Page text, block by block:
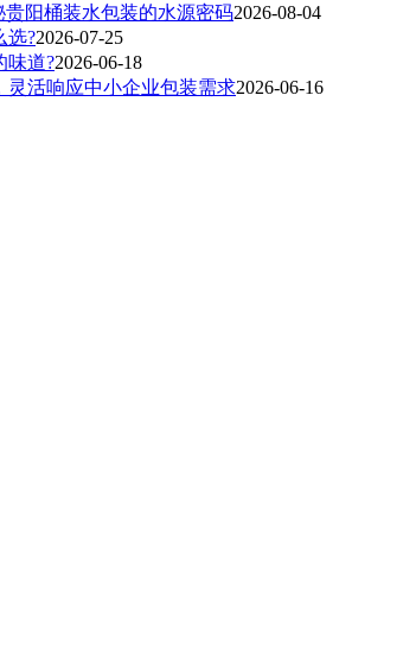
阳桶装水包装的水源密码2026-08-04
选?2026-07-25
味道?2026-06-18
活响应中小企业包装需求2026-06-16